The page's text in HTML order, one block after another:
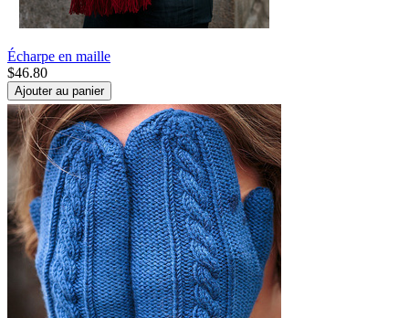
Écharpe en maille
$46.80
Ajouter au panier